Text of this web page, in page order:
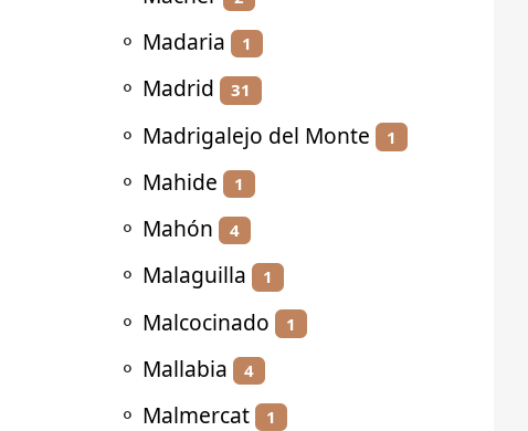
⚬ Madaria 1
⚬ Madrid 31
⚬ Madrigalejo del Monte 1
⚬ Mahide 1
⚬ Mahón 4
⚬ Malaguilla 1
⚬ Malcocinado 1
⚬ Mallabia 4
⚬ Malmercat 1